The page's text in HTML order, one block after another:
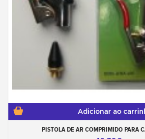
Adicionar ao
PISTOLA DE AR COMPRIMIDO PARA